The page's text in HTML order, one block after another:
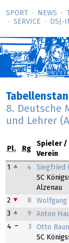
SPORT NEWS
SERVICE
DSJ-­
8. Deutsche
und Lehrer
Pl. Rg
Spieler
Verein
1 4
Siegfried
SC
Alzenau
2 8 Wolfgang
3
9 Anton
4
3
Otto
SC